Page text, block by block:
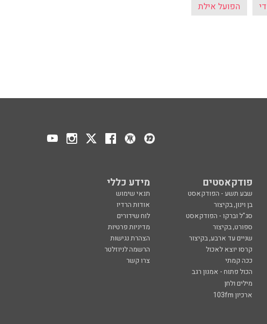
הפועל אילת
פודקאסטים מידע כללי
שבע תשע - הפודקאסט
תנאי שימוש
בן וינון, בקיצור
אודות הרדיו
סג"ל וברקו - הפודקאסט
לוח שידורים
ספורט, בקיצור
מדיניות פרטיות
שניים עד ארבע, בקיצור
הצהרת נגישות
קרסו יוצא לאכול
הרשמה לניוזלטר
ככה קמתי
צרו קשר
הכול פתוח - אמנון רגב
מילים ולחן
ארכיון 103fm